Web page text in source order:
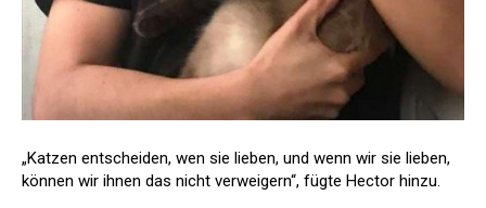
„Katzen entscheiden, wen sie lieben, und wenn wir sie lieben,
können wir ihnen das nicht verweigern“, fügte Hector hinzu.